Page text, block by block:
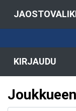
KIRJAUDU